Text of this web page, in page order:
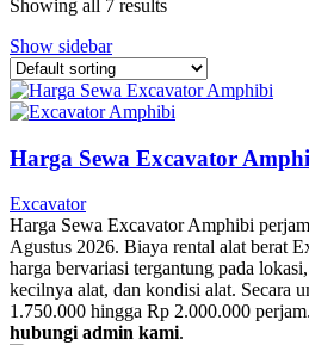
Showing all 7 results
Show sidebar
Harga Sewa Excavator
Excavator
Harga Sewa Excavator Amphibi
Agustus 2026. Biaya rental alat berat
harga bervariasi tergantung pada
kecilnya alat, dan kondisi alat. Secara
1.750.000 hingga Rp 2.000.000 perjam.
hubungi admin kami.